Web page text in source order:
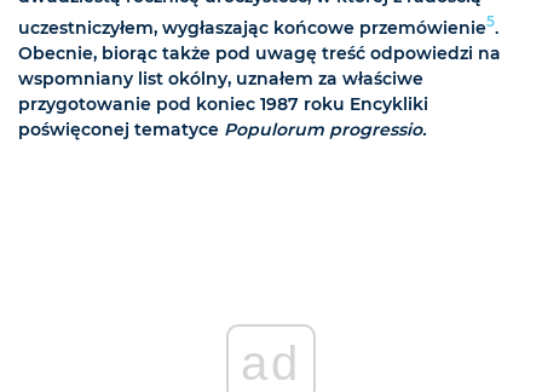
uczestniczyłem, wygłaszając końcowe przemówienie5.
Obecnie, biorąc także pod uwagę treść odpowiedzi na
wspomniany list okólny, uznałem za właściwe
przygotowanie pod koniec 1987 roku Encykliki
poświęconej tematyce Populorum progressio.
ad